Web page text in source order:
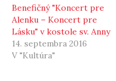
Benefičný "Koncert pre
Alenku – Koncert pre
Lásku" v kostole sv. Anny
14. septembra 2016
V "Kultúra"